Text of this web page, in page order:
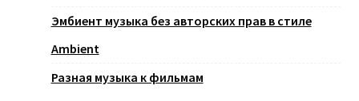
Эмбиент музыка без авторских прав в стиле
Ambient
Разная музыка к фильмам